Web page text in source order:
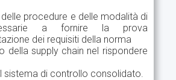
procedure e delle modalità di
a fornire la prova
dei requisiti della norma
della supply chain nel rispondere
sistema di controllo consolidato.